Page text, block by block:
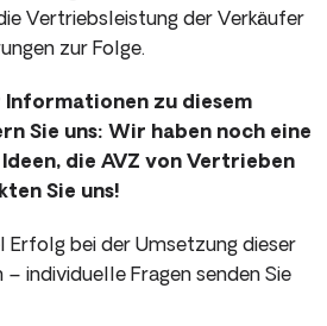
Vertriebsleistung der Verkäufer
zur Folge.
Informationen zu diesem
Sie uns: Wir haben noch eine
die AVZ von Vertrieben
Sie uns!
Erfolg bei der Umsetzung dieser
individuelle Fragen senden Sie